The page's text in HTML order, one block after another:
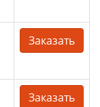
Заказать
Заказать